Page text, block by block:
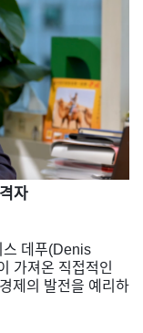
자
스 데푸(Denis
가져온 직접적인
제의 발전을 예리하